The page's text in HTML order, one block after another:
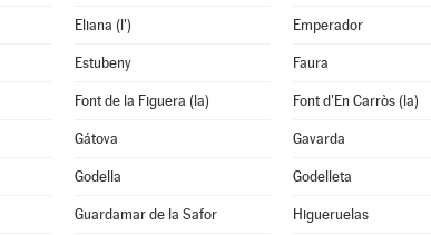
Eliana (l') Emperador
Estubeny Faura
Font de la Figuera (la) Font d'En Carròs (la)
Gátova Gavarda
Godella Godelleta
Guardamar de la Safor Higueruelas